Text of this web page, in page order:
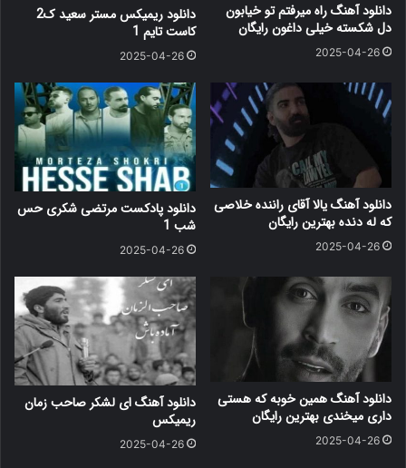
دانلود آهنگ راه میرفتم تو خیابون
دل شکسته خیلی داغون رایگان
2025-04-26
دانلود ریمیکس مستر سعید ک2
کاست تایم 1
2025-04-26
دانلود آهنگ یالا آقای راننده خلاصی
که له دنده بهترین رایگان
2025-04-26
دانلود پادکست مرتضی شکری حس
شب 1
2025-04-26
دانلود آهنگ همین خوبه که هستی
داری میخندی بهترین رایگان
2025-04-26
دانلود آهنگ ای لشکر صاحب زمان
ریمیکس
2025-04-26